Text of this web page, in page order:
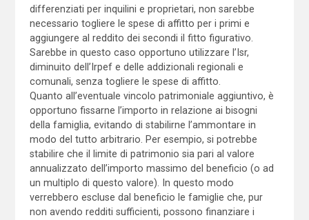
differenziati per inquilini e proprietari, non sarebbe
necessario togliere le spese di affitto per i primi e
aggiungere al reddito dei secondi il fitto figurativo.
Sarebbe in questo caso opportuno utilizzare l’Isr,
diminuito dell’Irpef e delle addizionali regionali e
comunali, senza togliere le spese di affitto.
Quanto all’eventuale vincolo patrimoniale aggiuntivo, è
opportuno fissarne l’importo in relazione ai bisogni
della famiglia, evitando di stabilirne l’ammontare in
modo del tutto arbitrario. Per esempio, si potrebbe
stabilire che il limite di patrimonio sia pari al valore
annualizzato dell’importo massimo del beneficio (o ad
un multiplo di questo valore). In questo modo
verrebbero escluse dal beneficio le famiglie che, pur
non avendo redditi sufficienti, possono finanziare i